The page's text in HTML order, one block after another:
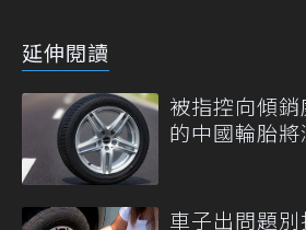
延伸閱讀
被指控向傾
的中國輪胎將
車子出問題